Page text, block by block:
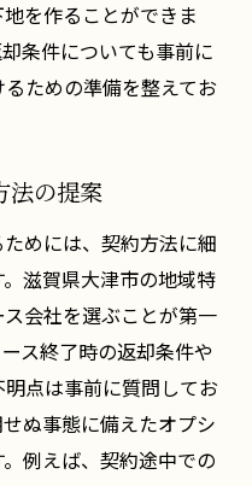
を作ることができま
条件についても事前に
ための準備を整えてお
法の提案
めには、契約方法に細
滋賀県大津市の地域特
会社を選ぶことが第一
ス終了時の返却条件や
点は事前に質問してお
ぬ事態に備えたオプシ
例えば、契約途中での